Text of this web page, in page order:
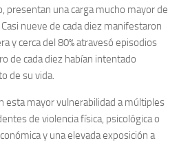
presentan una carga mucho mayor de
nueve de cada diez manifestaron
y cerca del 80% atravesó episodios
de cada diez habían intentado
de su vida.
esta mayor vulnerabilidad a múltiples
de violencia física, psicológica o
y una elevada exposición a